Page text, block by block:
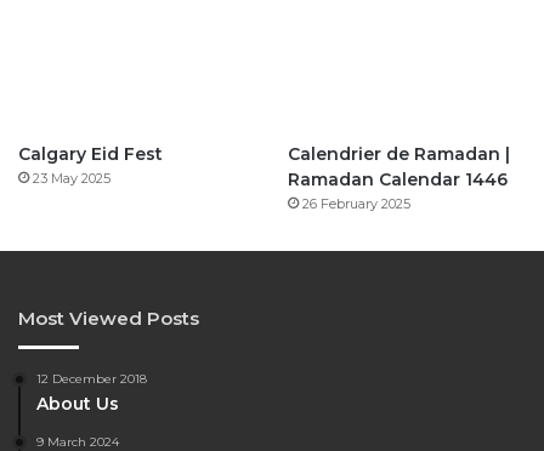
Calgary Eid Fest
23 May 2025
Calendrier de Ramadan |
Ramadan Calendar 1446
26 February 2025
Most Viewed Posts
12 December 2018
About Us
9 March 2024